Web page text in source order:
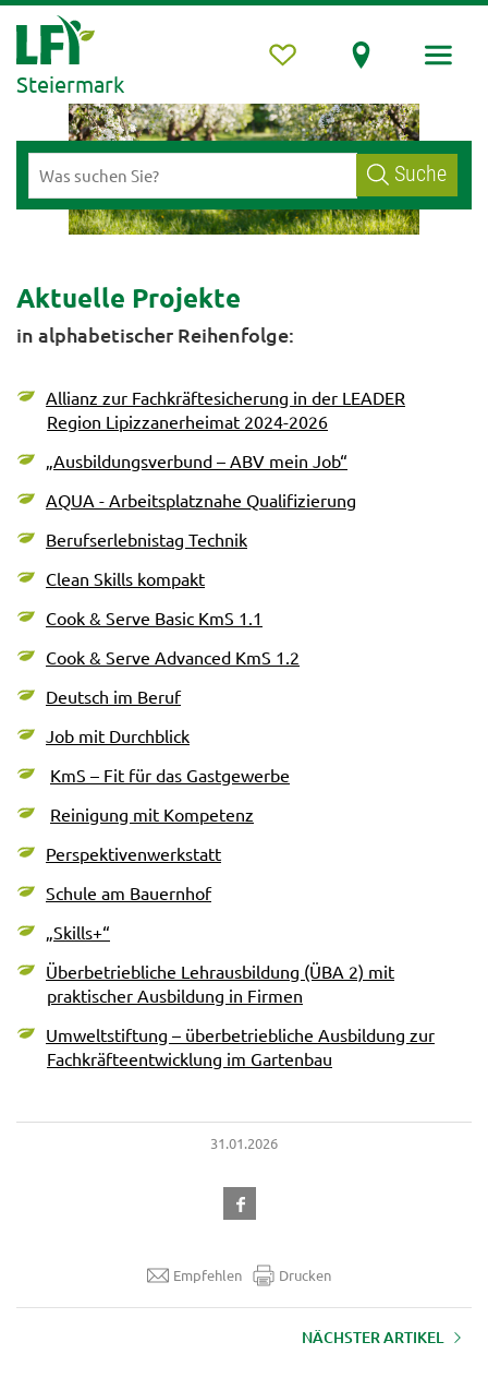
Steiermark
Suche
Aktuelle Projekte
in alphabetischer Reihenfolge:
Allianz zur Fachkräftesicherung in der LEADER
Region Lipizzanerheimat 2024-2026
„Ausbildungsverbund – ABV mein Job“
AQUA - Arbeitsplatznahe Qualifizierung
Berufserlebnistag Technik
Clean Skills kompakt
Cook & Serve Basic KmS 1.1
Cook & Serve Advanced KmS 1.2
Deutsch im Beruf
Job mit Durchblick
KmS – Fit für das Gastgewerbe
Reinigung mit Kompetenz
Perspektivenwerkstatt
Schule am Bauernhof
„Skills+“
Überbetriebliche Lehrausbildung (ÜBA 2) mit
praktischer Ausbildung in Firmen
Umweltstiftung – überbetriebliche Ausbildung zur
Fachkräfteentwicklung im Gartenbau
31.01.2026
Empfehlen Drucken
NÄCHSTER ARTIKEL